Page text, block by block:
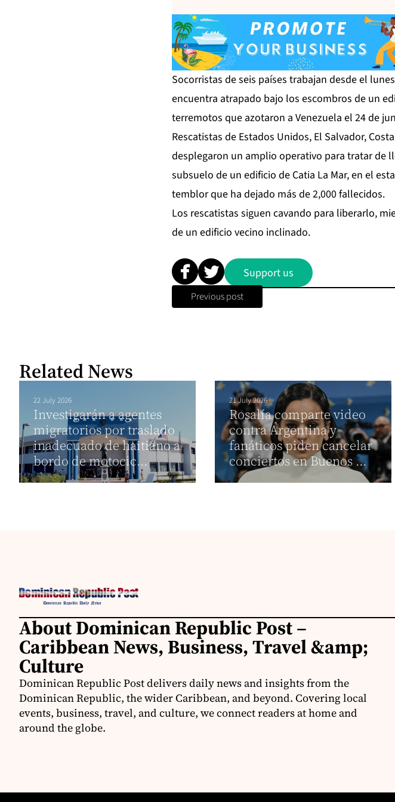
Socorristas de seis países trabajan desde el
encuentra atrapado bajo los escombros de un
terremotos que azotaron a Venezuela el 24 de
Rescatistas de Estados Unidos, El Salvador,
desplegaron un amplio operativo para tratar de
subsuelo de un edificio de Catia La Mar, en el
temblor que ha dejado más de 2,000 fallecidos.
Los rescatistas siguen cavando para liberarlo,
de un edificio vecino inclinado.
Support us
Previous post
Related News
22 July 2026
Investigarán a agentes
migratorios por traslado
inadecuado de haitiano a
bordo de motocic...
21 July 2026
Rosalía comparte video
contra Argentina y
fanáticos piden cancelar
conciertos en Buenos ...
About Dominican Republic Post –
Caribbean News, Business, Travel &amp;
Culture
Dominican Republic Post delivers daily news and insights from the
Dominican Republic, the wider Caribbean, and beyond. Covering local
events, business, travel, and culture, we connect readers at home and
around the globe.